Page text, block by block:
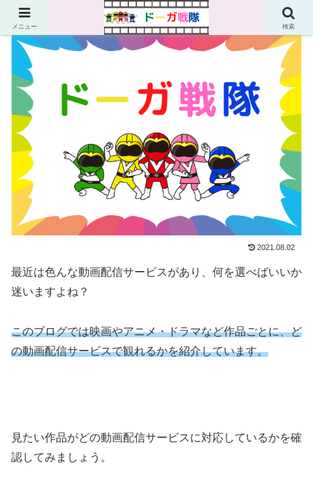
2021.08.02
最近は色んな動画配信サービスがあり、何を選べばいいか
迷いますよね？
このブログでは映画やアニメ・ドラマなど作品ごとに、ど
の動画配信サービスで観れるかを紹介しています。
見たい作品がどの動画配信サービスに対応しているかを確
認してみましょう。
メニュー 検索